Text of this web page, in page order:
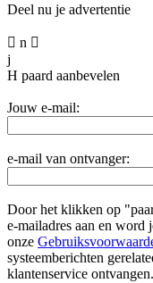
Deel nu je advertentie
 n 
j
H paard aanbevelen
Jouw e-mail:
e-mail van ontvanger:
Door het klikken op
e-mailadres aan en word
onze
systeemberichten
klantenservice ontvangen.